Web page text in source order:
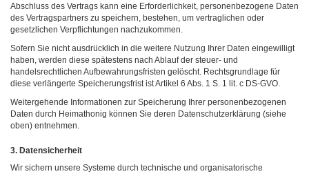
Abschluss des Vertrags kann eine Erforderlichkeit, personenbezogene Daten
des Vertragspartners zu speichern, bestehen, um vertraglichen oder
gesetzlichen Verpflichtungen nachzukommen.
Sofern Sie nicht ausdrücklich in die weitere Nutzung Ihrer Daten eingewilligt
haben, werden diese spätestens nach Ablauf der steuer- und
handelsrechtlichen Aufbewahrungsfristen gelöscht. Rechtsgrundlage für
diese verlängerte Speicherungsfrist ist Artikel 6 Abs. 1 S. 1 lit. c DS-GVO.
Weitergehende Informationen zur Speicherung Ihrer personenbezogenen
Daten durch Heimathonig können Sie deren Datenschutzerklärung (siehe
oben) entnehmen.
3. Datensicherheit
Wir sichern unsere Systeme durch technische und organisatorische